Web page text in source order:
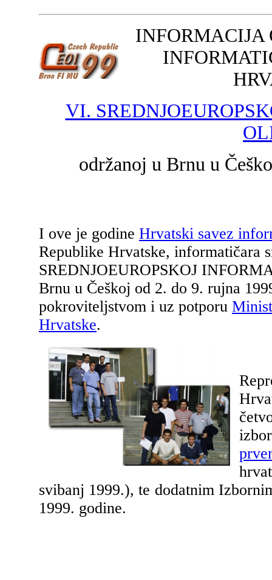
VI.
održanoj u Brnu u
I ove je godine Hrvatski savez
Republike Hrvatske, informatičara
SREDNJOEUROPSKOJ
Brnu u Češkoj od 2. do 9. rujna
pokroviteljstvom i uz potporu
Hrvatske.
svibanj 1999.), te dodatnim
1999. godine.